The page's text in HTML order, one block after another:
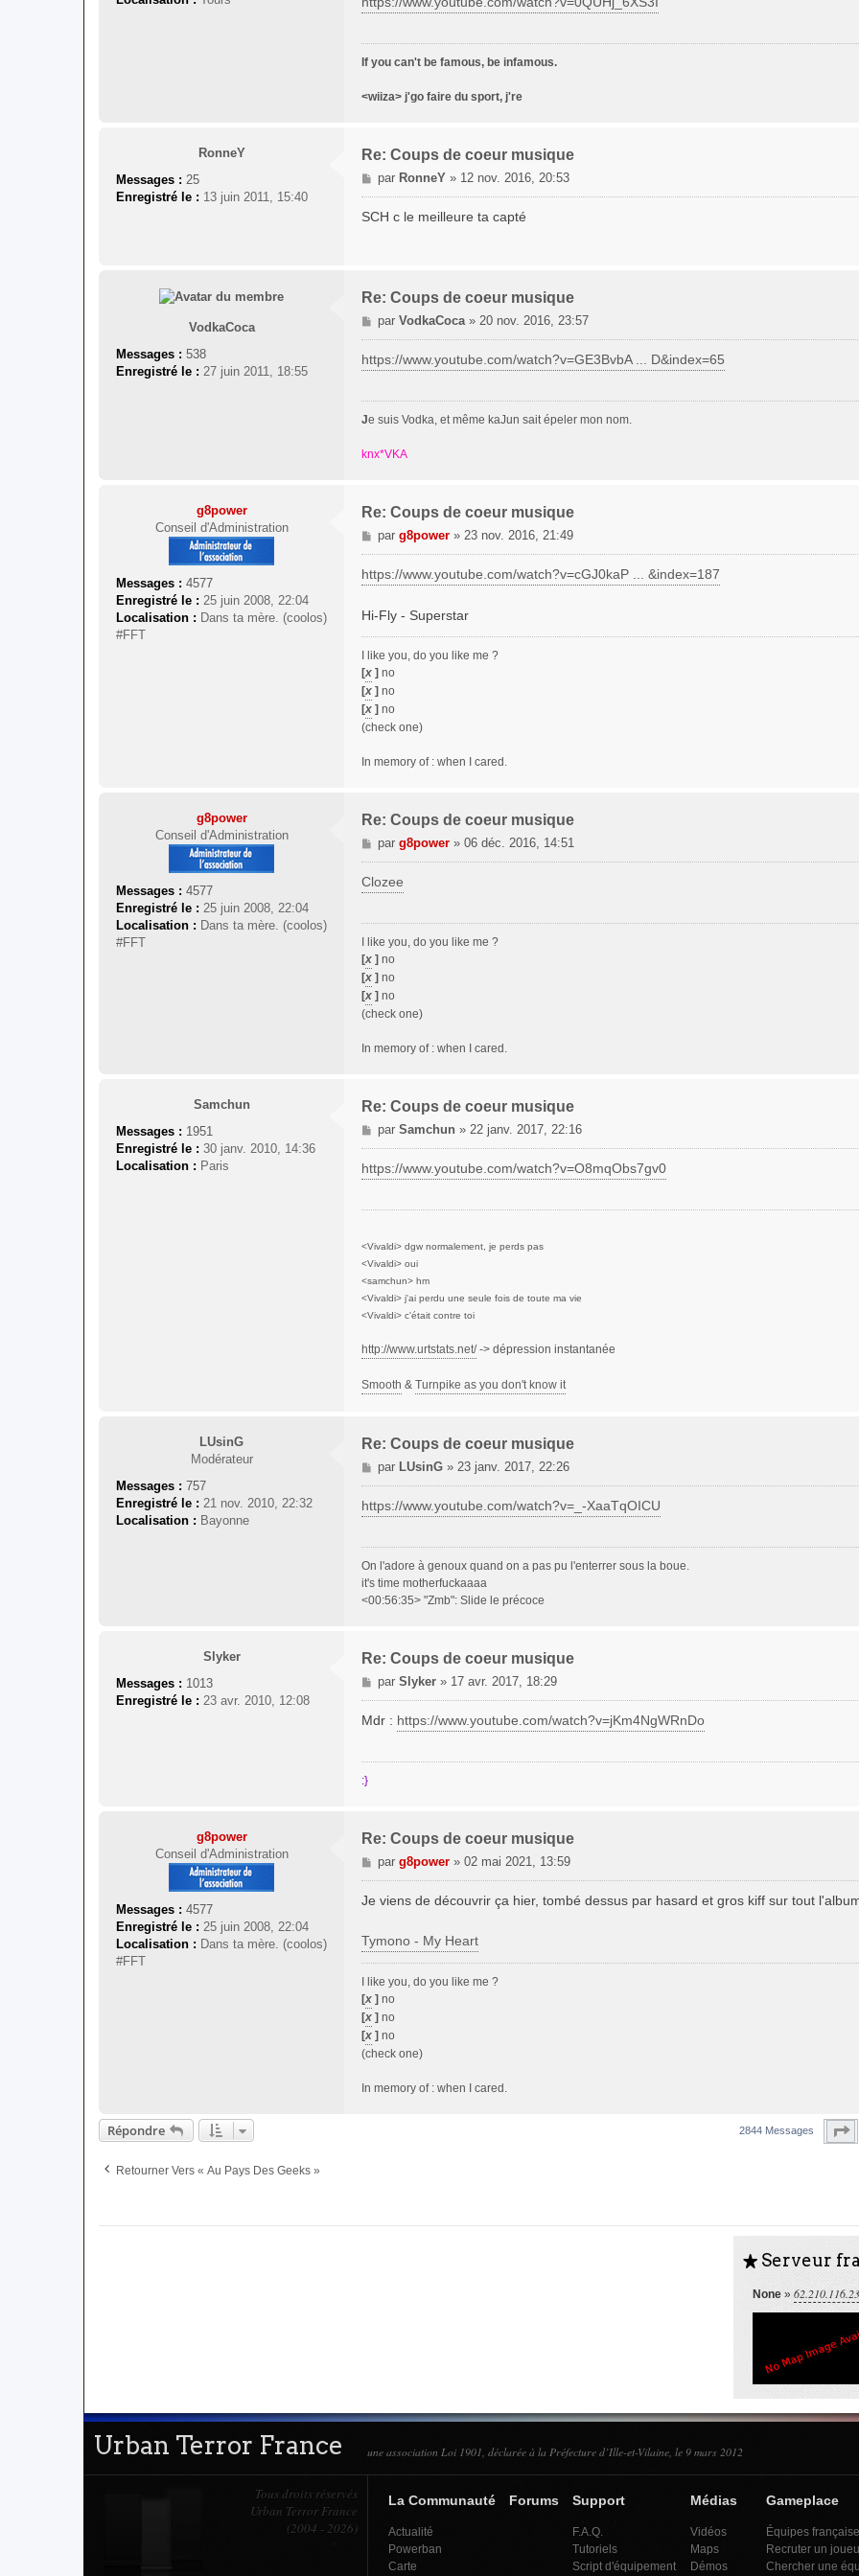
s
g
e
If you can't be famous, be infamous.
<wiiza> j'go faire du sport, j're
RonneY
Messages : 25
Enregistré le : 13 juin 2011, 15:40
Re: Coups de coeur musique
M
e
s
par RonneY» 12 nov. 2016, 20:53
SCH c le meilleure ta capté
VodkaCoca
Messages : 538
Enregistré le : 27 juin 2011, 18:55
Re: Coups de coeur musique
M
e
s
s
g
e
par VodkaCoca» 20 nov. 2016, 23:57
https://www.youtube.com/watch?v=GE3BvbA ... D&index=65
Je suis Vodka, et même kaJun sait épeler mon nom.
knx*VKA
g8power
Conseil d'Administration
Messages : 4577
Enregistré le : 25 juin 2008, 22:04
Localisation : Dans ta mère. (coolos)
#FFT
Re: Coups de coeur musique
M
e
s
s
g
e
par g8power» 23 nov. 2016, 21:49
https://www.youtube.com/watch?v=cGJ0kaP ... &index=187
Hi-Fly - Superstar
I like you, do you like me ?
[x ] no
[x ] no
[x ] no
(check one)
In memory of : when I cared.
g8power
Conseil d'Administration
Messages : 4577
Enregistré le : 25 juin 2008, 22:04
Localisation : Dans ta mère. (coolos)
#FFT
Re: Coups de coeur musique
M
e
s
s
g
e
par g8power» 06 déc. 2016, 14:51
Clozee
I like you, do you like me ?
[x ] no
[x ] no
[x ] no
(check one)
In memory of : when I cared.
Samchun
Messages : 1951
Enregistré le : 30 janv. 2010, 14:36
Localisation : Paris
Re: Coups de coeur musique
M
e
s
s
g
par Samchun » 22 janv. 2017, 22:16
https://www.youtube.com/watch?v=O8mqObs7gv0
<Vivaldi> dgw normalement, je perds pas
<Vivaldi> oui
<samchun> hm
<Vivaldi> j'ai perdu une seule fois de toute ma vie
<Vivaldi> c'était contre toi
http://www.urtstats.net/-> dépression instantanée
Smooth & Turnpike as you don't know it
LUsinG
Modérateur
Messages : 757
Enregistré le : 21 nov. 2010, 22:32
Localisation : Bayonne
Re: Coups de coeur musique
M
e
s
s
g
e
par LUsinG» 23 janv. 2017, 22:26
https://www.youtube.com/watch?v=_-XaaTqOICU
On l'adore à genoux quand on a pas pu l'enterrer sous la boue.
it's time motherfuckaaaa
<00:56:35> "Zmb": Slide le précoce
Slyker
Messages : 1013
Enregistré le : 23 avr. 2010, 12:08
Re: Coups de coeur musique
M
e
s
g
par Slyker» 17 avr. 2017, 18:29
Mdr : https://www.youtube.com/watch?v=jKm4NgWRnDo
:}
g8power
Conseil d'Administration
Messages : 4577
Enregistré le : 25 juin 2008, 22:04
Localisation : Dans ta mère. (coolos)
#FFT
Re: Coups de coeur musique
M
e
g
e
par g8power» 02 mai 2021, 13:59
Je viens de découvrir ça hier, tombé dessus par hasard et gros kiff sur tout
Tymono - My Heart
I like you, do you like me ?
[x ] no
[x ] no
[x ] no
(check one)
In memory of : when I cared.
Répondre 2844 Messages
Retourner Vers « Au Pays Des Geeks »
S Serveur
None »
Urban Terror France une association Loi 1901, déclarée à la Préfecture d’Ille-et-Vilaine, le 9 mars 2012
Tous droits réservés
Urban Terror France
(2004 - 2026)
La Communauté
Actualité
Powerban
Carte
Forums Support
F.A.Q.
Tutoriels
Script d'équipement
Médias
Vidéos
Maps
Démos
Gameplace
Équipes
Recruter un
Chercher une